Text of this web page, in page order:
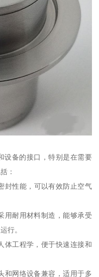
设备的接口，特别是在需要
：
封性能，可以有效防止空气
用耐用材料制造，能够承受
行。
体工程学，便于快速连接和
和网络设备兼容，适用于多